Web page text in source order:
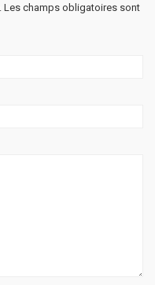
Les champs obligatoires sont